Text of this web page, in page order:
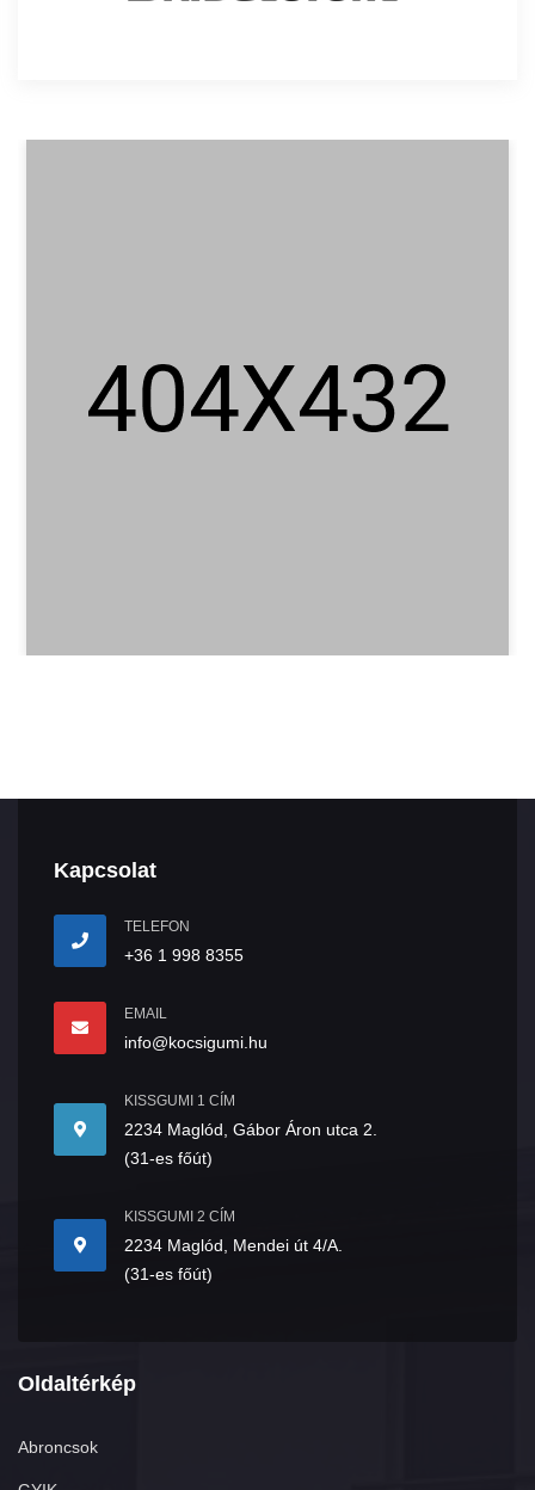
Kapcsolat
TELEFON
+36 1 998 8355
EMAIL
info@kocsigumi.hu
KISSGUMI 1 CÍM
2234 Maglód, Gábor Áron utca 2.
(31-es főút)
KISSGUMI 2 CÍM
2234 Maglód, Mendei út 4/A.
(31-es főút)
Oldaltérkép
Abroncsok